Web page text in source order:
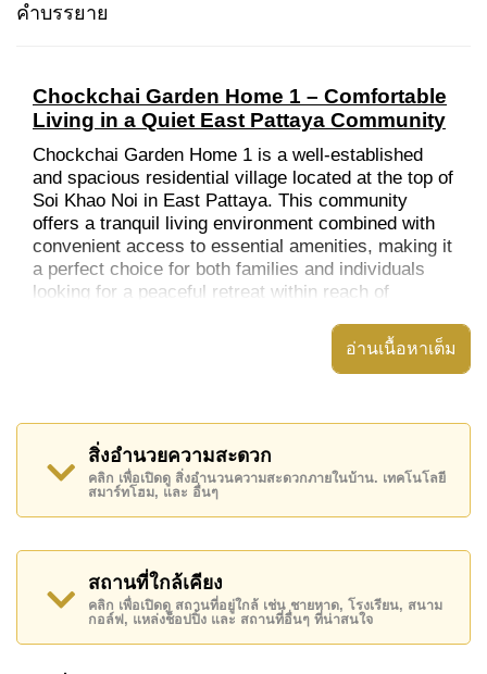
คำบรรยาย
Chockchai Garden Home 1 – Comfortable
Living in a Quiet East Pattaya Community
Chockchai Garden Home 1 is a well-established
and spacious residential village located at the top of
Soi Khao Noi in East Pattaya. This community
offers a tranquil living environment combined with
convenient access to essential amenities, making it
a perfect choice for both families and individuals
looking for a peaceful retreat within reach of
with a comfortable and serene atmosphere. The
community is perfect for those seeking a peaceful
living space without sacrificing accessibility.
access to the community’s large swimming pool,
perfect for cooling off or relaxing. The pool area is
surrounded by ample seating, creating a social
environment for gatherings or family relaxation.
There is also a restaurant and bar on-site, offering
อ่านเนื้อหาเต็ม
สิ่งอำนวยความสะดวก
คลิก เพื่อเปิดดู สิ่งอำนวนความสะดวกภายในบ้าน. เทคโนโลยี
สมาร์ทโฮม, และ อื่นๆ
สถานที่ใกล้เคียง
คลิก เพื่อเปิดดู สถานที่อยู่ใกล้ เช่น ชายหาด, โรงเรียน, สนาม
กอล์ฟ, แหล่งช็อปปิ้ง และ สถานที่อื่นๆ ที่น่าสนใจ